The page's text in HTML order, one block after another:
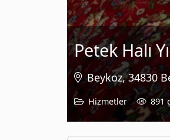
Petek Halı
Beykoz, 34830
Hizmetler 891